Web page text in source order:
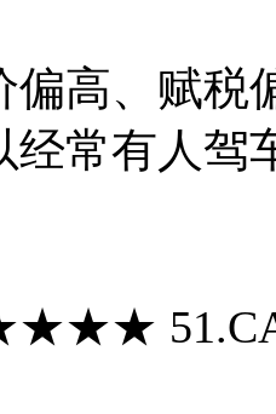
偏高、赋税
经常有人驾